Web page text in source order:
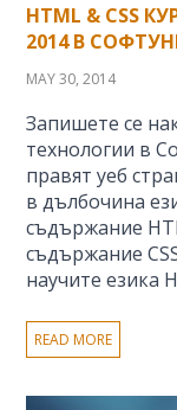
HTML & CSS
2014 В
MAY 30, 2014
Запишете се
технологии в
правят уеб
в дълбочина
съдържание
съдържание
научите езика
READ MORE